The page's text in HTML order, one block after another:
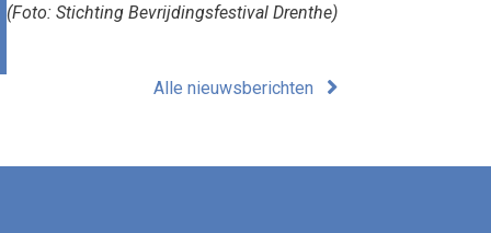
(Foto: Stichting Bevrijdingsfestival Drenthe)
Alle nieuwsberichten